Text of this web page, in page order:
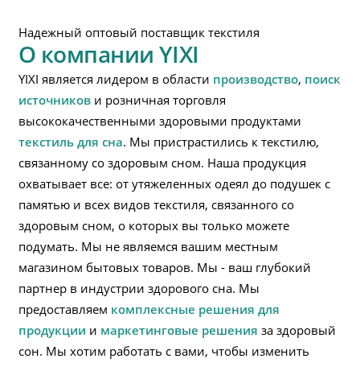
Надежный оптовый поставщик текстиля
О компании YIXI
YIXI является лидером в области производство, поиск
источников и розничная торговля
высококачественными здоровыми продуктами
текстиль для сна. Мы пристрастились к текстилю,
связанному со здоровым сном. Наша продукция
охватывает все: от утяжеленных одеял до подушек с
памятью и всех видов текстиля, связанного со
здоровым сном, о которых вы только можете
подумать. Мы не являемся вашим местным
магазином бытовых товаров. Мы - ваш глубокий
партнер в индустрии здорового сна. Мы
предоставляем комплексные решения для
продукции и маркетинговые решения за здоровый
сон. Мы хотим работать с вами, чтобы изменить